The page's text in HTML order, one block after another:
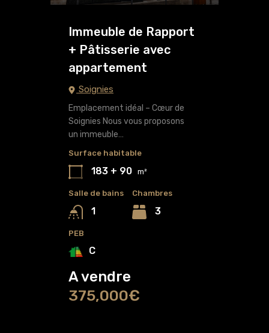
Immeuble de Rapport
+ Pâtisserie avec
appartement
Soignies
Emplacement idéal – Cœur de
Soignies Nous vous proposons
un immeuble…
Surface habitable
183 + 90 m²
Salle de bains
1
Chambres
3
PEB
C
A vendre
375,000€